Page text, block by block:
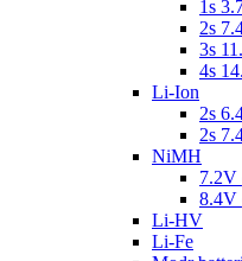
1s
2s
3s
4s
Li-Ion
2s
2s
NiMH
7.2V
8.4V
Li-HV
Li-Fe